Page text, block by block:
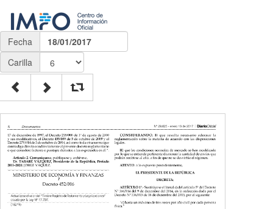
Fecha
18/01/2017
Carilla